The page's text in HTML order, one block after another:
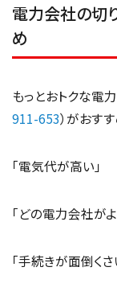
電力会社の切
め
もっとおトクな電
911-653）がおすす
「電気代が高い」
「どの電力会社が
「手続きが面倒くさ